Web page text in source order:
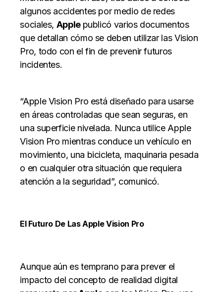
algunos accidentes por medio de redes
sociales, Apple publicó varios documentos
que detallan cómo se deben utilizar las Vision
Pro, todo con el fin de prevenir futuros
incidentes.
“Apple Vision Pro está diseñado para usarse
en áreas controladas que sean seguras, en
una superficie nivelada. Nunca utilice Apple
Vision Pro mientras conduce un vehículo en
movimiento, una bicicleta, maquinaria pesada
o en cualquier otra situación que requiera
atención a la seguridad”, comunicó.
El Futuro De Las Apple Vision Pro
Aunque aún es temprano para prever el
impacto del concepto de realidad digital